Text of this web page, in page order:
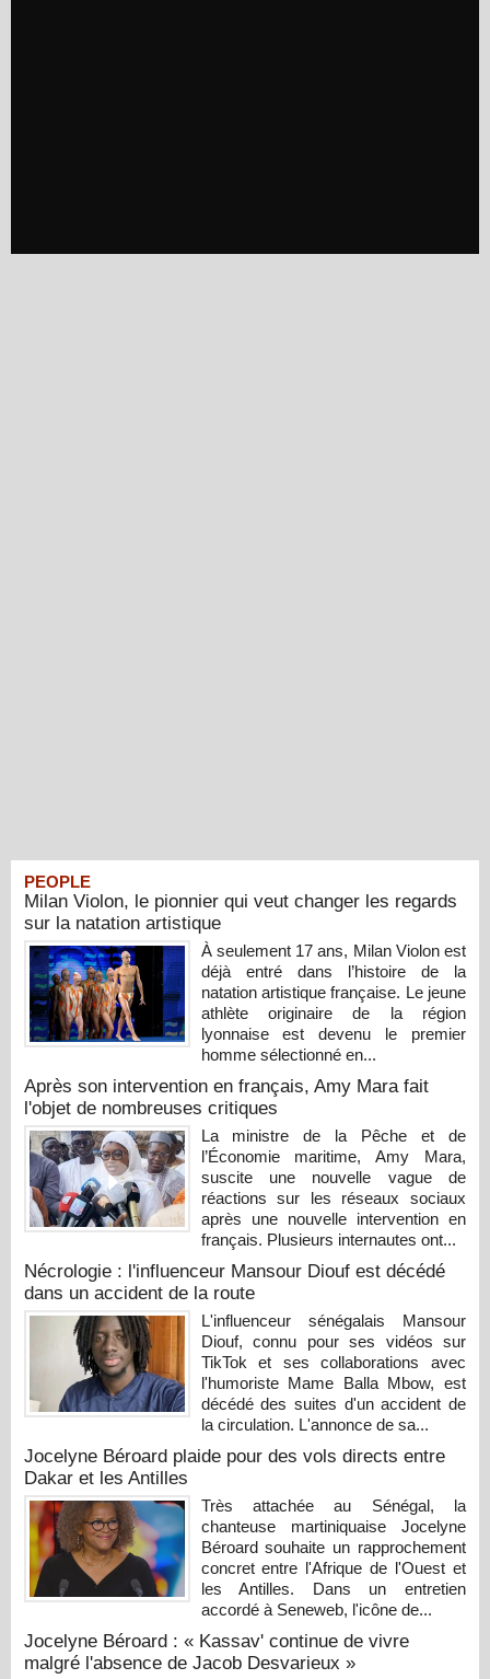
PEOPLE
Milan Violon, le pionnier qui veut changer les regards
sur la natation artistique
À seulement 17 ans, Milan Violon est
déjà entré dans l’histoire de la
natation artistique française. Le jeune
athlète originaire de la région
lyonnaise est devenu le premier
homme sélectionné en...
Après son intervention en français, Amy Mara fait
l'objet de nombreuses critiques
La ministre de la Pêche et de
l’Économie maritime, Amy Mara,
suscite une nouvelle vague de
réactions sur les réseaux sociaux
après une nouvelle intervention en
français. Plusieurs internautes ont...
Nécrologie : l'influenceur Mansour Diouf est décédé
dans un accident de la route
L'influenceur sénégalais Mansour
Diouf, connu pour ses vidéos sur
TikTok et ses collaborations avec
l'humoriste Mame Balla Mbow, est
décédé des suites d'un accident de
la circulation. L'annonce de sa...
Jocelyne Béroard plaide pour des vols directs entre
Dakar et les Antilles
Très attachée au Sénégal, la
chanteuse martiniquaise Jocelyne
Béroard souhaite un rapprochement
concret entre l'Afrique de l'Ouest et
les Antilles. Dans un entretien
accordé à Seneweb, l'icône de...
Jocelyne Béroard : « Kassav' continue de vivre
malgré l'absence de Jacob Desvarieux »